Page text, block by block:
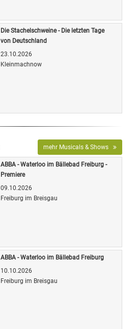
Die Stachelschweine - Die letzten Tage
von Deutschland
23.10.2026
Kleinmachnow
mehr Musicals & Shows
ABBA - Waterloo im Bällebad Freiburg -
Premiere
09.10.2026
Freiburg im Breisgau
ABBA - Waterloo im Bällebad Freiburg
10.10.2026
Freiburg im Breisgau